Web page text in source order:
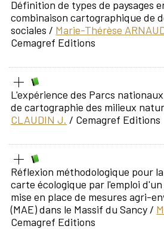
Définition de types de paysages
combinaison cartographique de
sociales / Marie-Thérèse
Cemagref Editions
L'expérience des Parcs
de cartographie des milieux
CLAUDIN J. / Cemagref Editions
Réflexion méthodologique pour
carte écologique par l'emploi d'un
mise en place de mesures agri-
(MAE) dans le Massif du Sancy /
Cemagref Editions